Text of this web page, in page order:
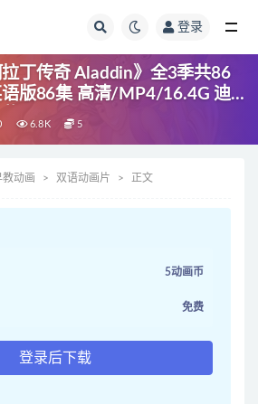
登录
丁传奇 Aladdin》全3季共86
版86集 高清/MP4/16.4G 迪
6.8K 5
教动画 双语动画片 正文
5动画币
免费
登录后下载